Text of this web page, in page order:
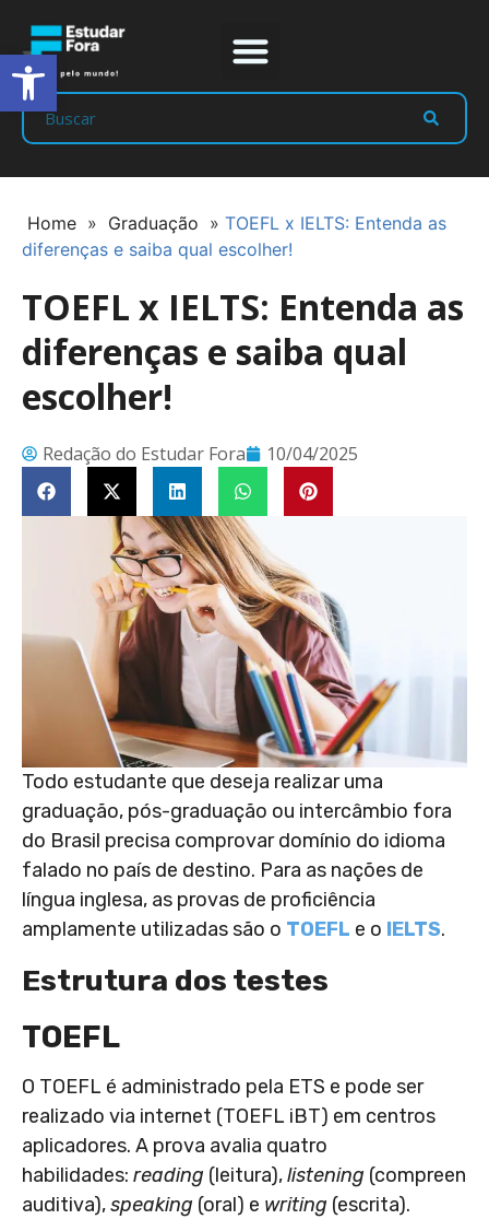
Home » Graduação » TOEFL x IELTS: Entenda as
diferenças e saiba qual escolher!
TOEFL x IELTS: Entenda as
diferenças e saiba qual
escolher!
Redação do Estudar Fora 10/04/2025
Todo estudante que deseja realizar uma
graduação, pós-graduação ou intercâmbio fora
do Brasil precisa comprovar domínio do idioma
falado no país de destino. Para as nações de
língua inglesa, as provas de proficiência
amplamente utilizadas são o TOEFL e o IELTS.
Estrutura dos testes
TOEFL
O TOEFL é administrado pela ETS e pode ser
realizado via internet (TOEFL iBT) em centros
aplicadores. A prova avalia quatro
habilidades: reading (leitura),listening
auditiva),speaking (oral) e writing (escrita).
Abrir a barra de ferramentas